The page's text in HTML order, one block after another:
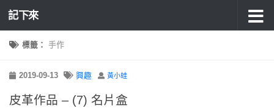
記下來
標籤： 手作
2019-09-13 興趣 黃小蛙
皮革作品 – (7) 名片盒